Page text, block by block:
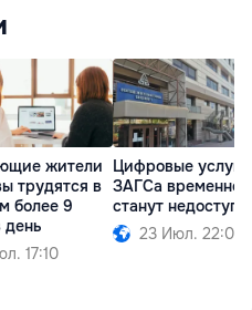
жители
трудятся в
более 9
день
17:10
Цифровые услуги
ЗАГСа временно
станут
23 Июл. 22:00